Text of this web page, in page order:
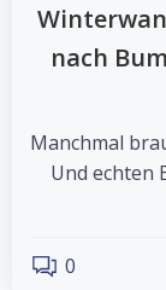
nach
Manchmal
Und echten
0